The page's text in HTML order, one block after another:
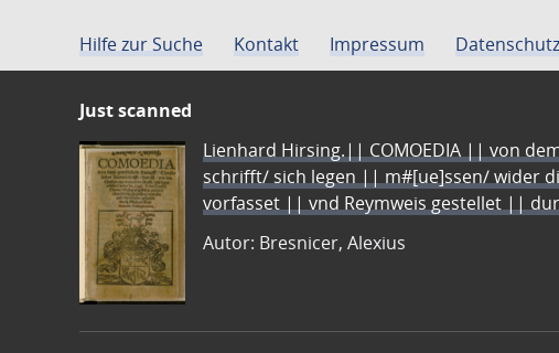
Hilfe zur Suche Kontakt Impressum Datenschutz
Just scanned
Lienhard Hirsing.|| COMOEDIA || von
schrifft/ sich legen || m#[ue]ssen/ wider
vorfasset || vnd Reymweis gestellet ||
Autor: Bresnicer, Alexius